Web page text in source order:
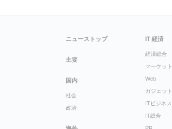
ニューストップ
主要
国内
社会
政治
IT 経済
経済総合
マーケット
Web
ガジェット
ITビジネス
IT総合